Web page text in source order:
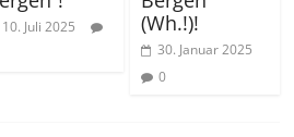
10. Juli 2025
(Wh.!)!
30. Januar 2025
0